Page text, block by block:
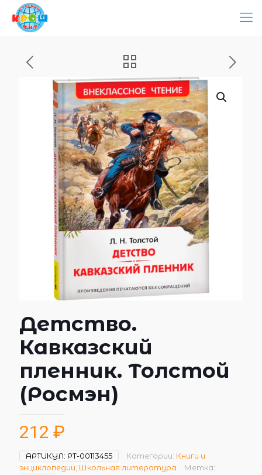
Детство.
Кавказский
пленник. Толстой
(Росмэн)
212 ₽
АРТИКУЛ: РТ-00113455 Категории: Книги и
энциклопедии Школьная литература Метка: